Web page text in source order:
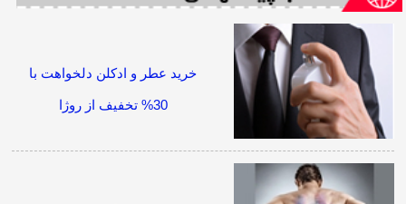
خرید عطر و ادکلن دلخواهت با
30% تخفیف از روژا